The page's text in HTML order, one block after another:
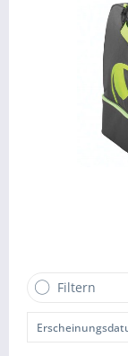
Filtern